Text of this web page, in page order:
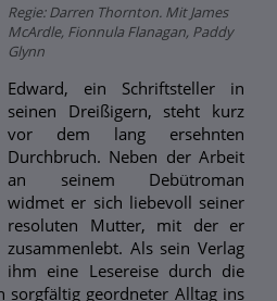
Regie: Darren Thornton. Mit James
McArdle, Fionnula Flanagan, Paddy
Glynn
Edward, ein Schriftsteller in
seinen Dreißigern, steht kurz
vor dem lang ersehnten
Durchbruch. Neben der Arbeit
an seinem Debütroman
widmet er sich liebevoll seiner
resoluten Mutter, mit der er
zusammenlebt. Als sein Verlag
ihm eine Lesereise durch die
sorgfältig geordneter Alltag ins